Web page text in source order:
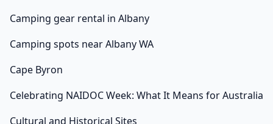
และสารสนเทศสหกรณ์ออมทรัพย์ สพบ. และ แนวทางที่ 8 คือ
บรรเทาภาระหนี้ของภาคครัวเรือน. Investing.com – ผล
กำไรในภาคอุตสาหกรรมของจีนเติบโตอย่างรวดเร็วในช่วง
กิจกรรมโรงงานบางส่วน หลังจากที่ซบเซาเกือบตลอดทั้งปีที่
ผ่านมา… Investing.com – กิจกรรมภาคการผลิตของจีนหด
Camping gear rental in Albany
Camping spots near Albany WA
Cape Byron
Celebrating NAIDOC Week: What It Means for Australia
Cultural and Historical Sites